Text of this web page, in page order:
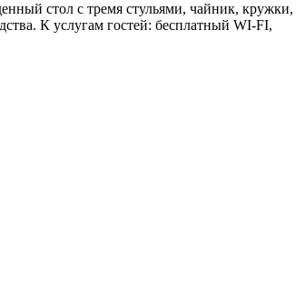
стол с тремя стульями, чайник, кружки,
К услугам гостей: бесплатный WI-FI,